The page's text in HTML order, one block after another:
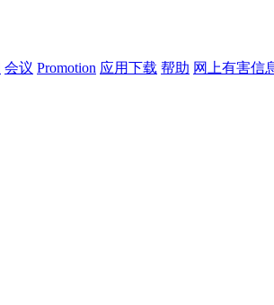
会议 Promotion 应用下载 帮助 网上有害信